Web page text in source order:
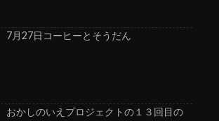
7月27日コーヒーとそうだん
おかしのいえプロジェクトの１３回目の